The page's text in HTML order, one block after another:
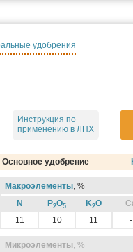
удобрения
Инструкция по
применению в ЛПХ
Основное удобрение
Макроэлементы, %
N
P2O5 K2O
11
10 11 -
Микроэлементы, %